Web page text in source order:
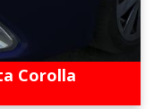
Corolla